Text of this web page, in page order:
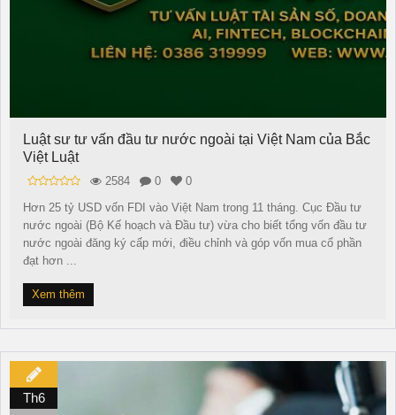
Luật sư tư vấn đầu tư nước ngoài tại Việt Nam của Bắc
Việt Luật
2584 0
0
Hơn 25 tỷ USD vốn FDI vào Việt Nam trong 11 tháng. Cục Đầu tư
nước ngoài (Bộ Kế hoạch và Đầu tư) vừa cho biết tổng vốn đầu tư
nước ngoài đăng ký cấp mới, điều chỉnh và góp vốn mua cổ phần
đạt hơn ...
Xem thêm
Th6